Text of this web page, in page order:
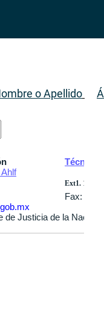
o Apellido
Técnico
Ext1. 1967 /
Fax:
de Justicia de la